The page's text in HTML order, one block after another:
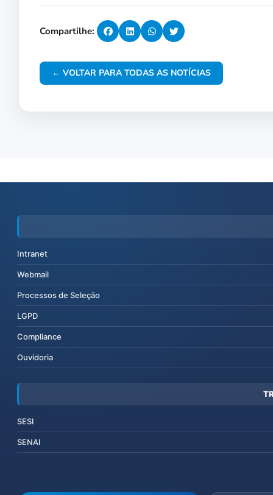
Compartilhe:
← VOLTAR PARA TODAS AS NOTÍCIAS
Intranet
Webmail
Processos de Seleção
LGPD
Compliance
Ouvidoria
SESI
SENAI